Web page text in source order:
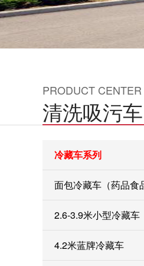
PRODUCT CENTER
清洗吸污车
冷藏车系列
面包冷藏车（药品食
2.6-3.9米小型冷藏车
4.2米蓝牌冷藏车